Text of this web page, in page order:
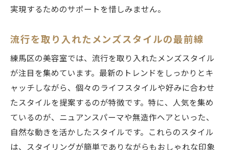
トレンドを押さえたスタイリングが決め手
練馬区で注目のメンズヘアスタイル
流行を超えた個性派スタイルの提案
個性を大切にする美容室の選び方
自分らしいスタイリングの実現方法
プロフェッショナルが揃う練馬区の美容室で理
想のスタイル
経験豊富なスタイリストの技術力
実現するためのサポートを惜しみません。
流行を取り入れたメンズスタイルの最前線
練馬区の美容室では、流行を取り入れたメンズスタイル
が注目を集めています。最新のトレンドをしっかりとキ
ャッチしながら、個々のライフスタイルや好みに合わせ
たスタイルを提案するのが特徴です。特に、人気を集め
ているのが、ニュアンスパーマや無造作ヘアといった、
自然な動きを活かしたスタイルです。これらのスタイル
は、スタイリングが簡単でありながらもおしゃれな印象